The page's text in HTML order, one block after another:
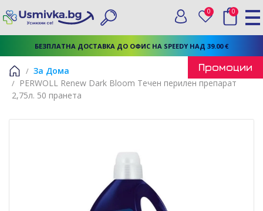
БЕЗПЛАТНА ДОСТАВКА ДО ОФИС НА SPEEDY НАД 39.00 €
Търси
Вход
0 Любими
0
Начало
За Дома
PERWOLL Renew Dark Bloom Течен перилен препарат
2,75л. 50 пранета
Промоции